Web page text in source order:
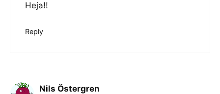
Heja!!
Reply
Nils Östergren